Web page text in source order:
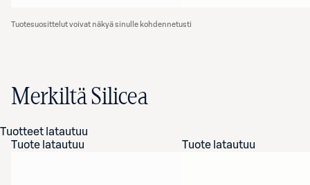
Tuotesuosittelut voivat näkyä sinulle kohdennetusti
Merkiltä Silicea
Tuotteet latautuu
Tuote latautuu
Tuote latautuu